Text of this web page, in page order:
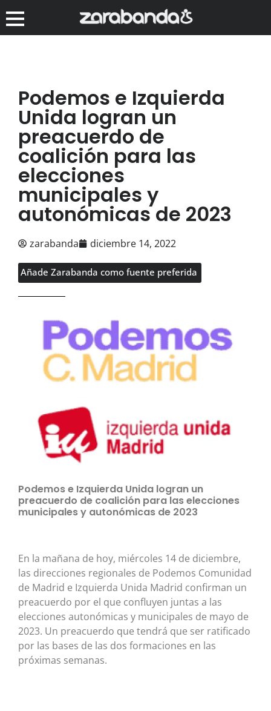
Podemos e Izquierda
Unida logran un
preacuerdo de
coalición para las
elecciones
municipales y
autonómicas de 2023
zarabanda diciembre 14, 2022
Añade Zarabanda como fuente preferida
Podemos e Izquierda Unida logran un
preacuerdo de coalición para las elecciones
municipales y autonómicas de 2023
En la mañana de hoy, miércoles 14 de diciembre,
las direcciones regionales de Podemos Comunidad
de Madrid e Izquierda Unida Madrid confirman un
preacuerdo por el que confluyen juntas a las
elecciones autonómicas y municipales de mayo de
2023. Un preacuerdo que tendrá que ser ratificado
por las bases de las dos formaciones en las
próximas semanas.